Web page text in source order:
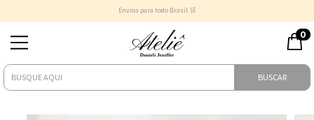
Envios para todo Brasil 🛒
BUSCAR
0